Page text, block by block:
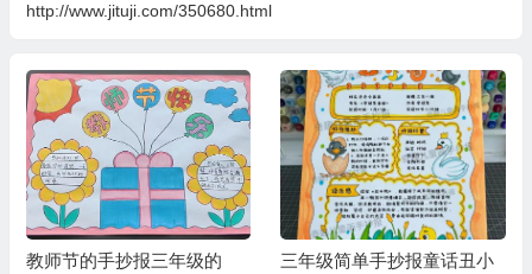
http://www.jituji.com/350680.html
教师节的手抄报三年级的
三年级简单手抄报童话丑小